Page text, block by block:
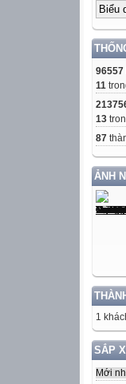
96557
11
13
87
ẢNH
1
SẮP
Mới